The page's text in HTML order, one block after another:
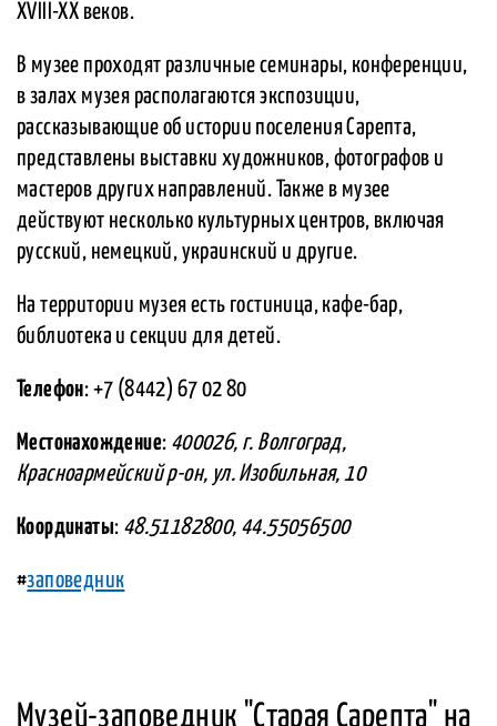
XVIII-XX веков.
В музее проходят различные семинары, конференции,
в залах музея располагаются экспозиции,
рассказывающие об истории поселения Сарепта,
представлены выставки художников, фотографов и
мастеров других направлений. Также в музее
действуют несколько культурных центров, включая
русский, немецкий, украинский и другие.
На территории музея есть гостиница, кафе-бар,
библиотека и секции для детей.
Телефон: +7 (8442) 67 02 80
Местонахождение: 400026, г. Волгоград,
Красноармейский р-он, ул. Изобильная, 10
Координаты: 48.51182800, 44.55056500
#заповедник
Музей-заповедник "Старая Сарепта" на